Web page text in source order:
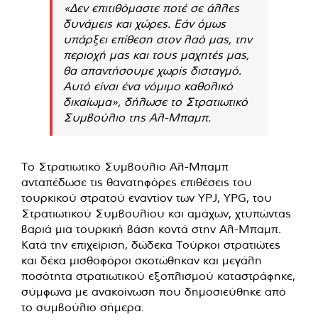
«Δεν επιτιθόμαστε ποτέ σε άλλες
δυνάμεις και χώρες. Εάν όμως
υπάρξει επίθεση στον λαό μας, την
περιοχή μας και τους μαχητές μας,
θα απαντήσουμε χωρίς δισταγμό.
Αυτό είναι ένα νόμιμο καθολικό
δικαίωμα», δήλωσε το Στρατιωτικό
Συμβούλιο της Αλ-Μπαμπ.
Το Στρατιωτικό Συμβούλιο Αλ-Μπαμπ
ανταπέδωσε τις θανατηφόρες επιθέσεις του
τουρκικού στρατού εναντίον των YPJ, YPG, του
Στρατιωτικού Συμβουλίου και αμάχων, χτυπώντας
βαριά μια τουρκική βάση κοντά στην Αλ-Μπαμπ.
Κατά την επιχείριση, δώδεκα Τούρκοι στρατιώτες
και δέκα μισθοφόροι σκοτώθηκαν και μεγάλη
ποσότητα στρατιωτικού εξοπλισμού καταστράφηκε,
σύμφωνα με ανακοίνωση που δημοσιεύθηκε από
το συμβούλιο σήμερα.